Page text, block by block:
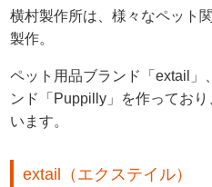
横村製作所は、様々なペット
製作。
ペット用品ブランド「extail」
ンド「Puppilly」を作ってお
います。
extail（エクステイル）